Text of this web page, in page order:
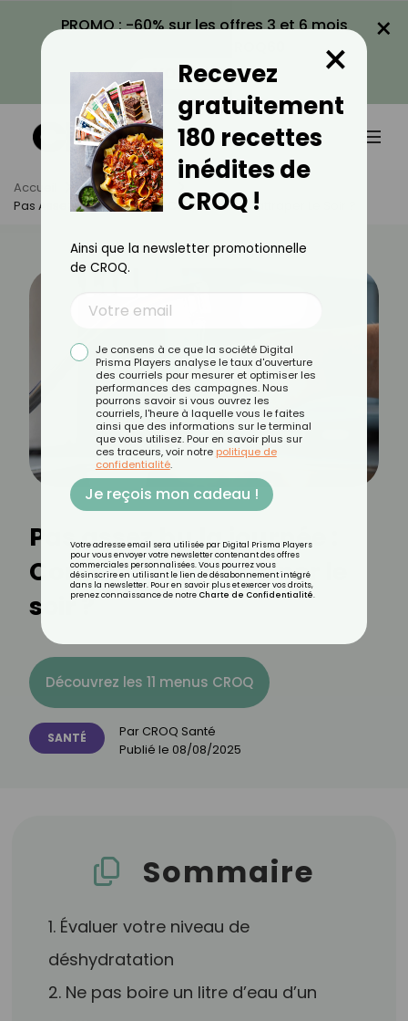
PROMO : -60% sur les offres 3 et 6 mois
VOIR LA PROMO
×
Accueil Actus
Santé
Pas Assez Bu La Journée : Comment Se Rattraper Le Soir ?
Pas assez bu la journée :
Comment se rattraper le
soir ?
Découvrez les 11 menus CROQ
SANTÉ Par CROQ Santé
Publié le 08/08/2025
Sommaire
1. Évaluer votre niveau de
déshydratation
2. Ne pas boire un litre d’eau d’un
Recevez
gratuitement
180 recettes
inédites de
CROQ !
×
Ainsi que la newsletter promotionnelle
de CROQ.
Je consens à ce que la société Digital
Prisma Players analyse le taux d'ouverture
des courriels pour mesurer et optimiser les
performances des campagnes. Nous
pourrons savoir si vous ouvrez les
courriels, l'heure à laquelle vous le faites
ainsi que des informations sur le terminal
que vous utilisez. Pour en savoir plus sur
ces traceurs, voir notre politique de
confidentialité.
Je reçois mon cadeau !
Votre adresse email sera utilisée par Digital Prisma Players
pour vous envoyer votre newsletter contenant des offres
commerciales personnalisées. Vous pourrez vous
désinscrire en utilisant le lien de désabonnement intégré
dans la newsletter. Pour en savoir plus et exercer vos droits,
prenez connaissance de notre Charte de Confidentialité.